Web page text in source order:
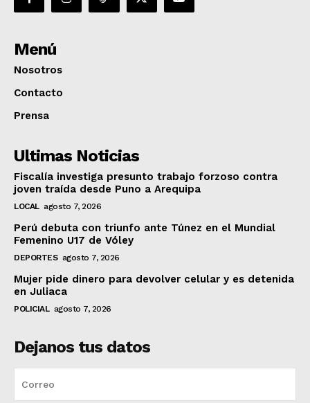
Menú
Nosotros
Contacto
Prensa
Ultimas Noticias
Fiscalía investiga presunto trabajo forzoso contra
joven traída desde Puno a Arequipa
LOCAL agosto 7, 2026
Perú debuta con triunfo ante Túnez en el Mundial
Femenino U17 de Vóley
DEPORTES agosto 7, 2026
Mujer pide dinero para devolver celular y es detenida
en Juliaca
POLICIAL agosto 7, 2026
Dejanos tus datos